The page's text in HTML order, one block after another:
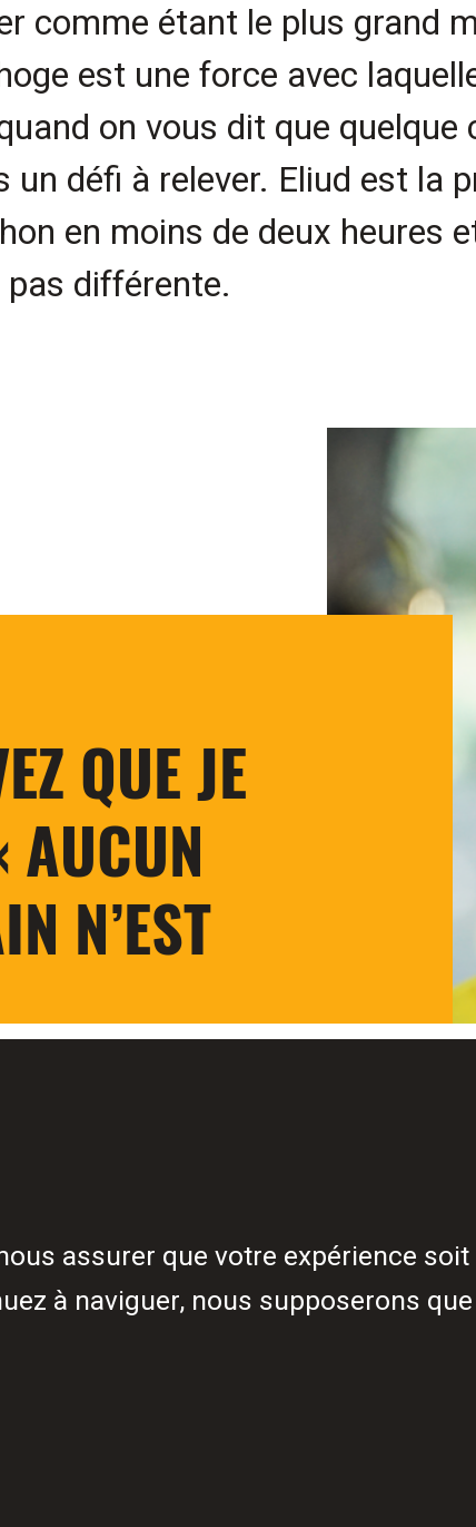
comme étant le plus grand
est une force avec
on vous dit que quelque
un défi à relever. Eliud est la
en moins de deux heures
pas différente.
QUE JE
AUCUN
N’EST
LE
NOTRE
QUE JE
assurer que votre expérience
à naviguer, nous supposerons